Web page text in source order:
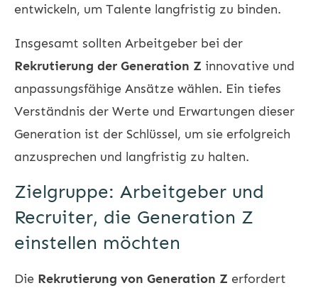
entwickeln, um Talente langfristig zu binden.
Insgesamt sollten Arbeitgeber bei der
Rekrutierung der Generation Z innovative und
anpassungsfähige Ansätze wählen. Ein tiefes
Verständnis der Werte und Erwartungen dieser
Generation ist der Schlüssel, um sie erfolgreich
anzusprechen und langfristig zu halten.
Zielgruppe: Arbeitgeber und
Recruiter, die Generation Z
einstellen möchten
Die Rekrutierung von Generation Z erfordert